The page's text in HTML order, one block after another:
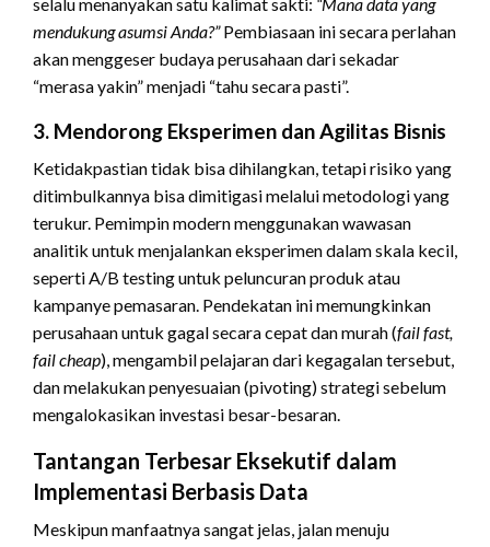
mendukung asumsi Anda?”Pembiasaan ini secara perlahan
akan menggeser budaya perusahaan dari sekadar
“merasa yakin” menjadi “tahu secara pasti”.
3. Mendorong Eksperimen dan Agilitas Bisnis
Ketidakpastian tidak bisa dihilangkan, tetapi risiko yang
ditimbulkannya bisa dimitigasi melalui metodologi yang
terukur. Pemimpin modern menggunakan wawasan
analitik untuk menjalankan eksperimen dalam skala kecil,
seperti A/B testing untuk peluncuran produk atau
kampanye pemasaran. Pendekatan ini memungkinkan
perusahaan untuk gagal secara cepat dan murah (fail fast,
fail cheap), mengambil pelajaran dari kegagalan tersebut,
dan melakukan penyesuaian (pivoting) strategi sebelum
mengalokasikan investasi besar-besaran.
Tantangan Terbesar Eksekutif dalam
Implementasi Berbasis Data
Meskipun manfaatnya sangat jelas, jalan menuju